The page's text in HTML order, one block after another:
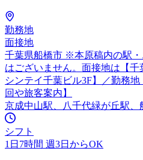
勤務地
面接地
千葉県船橋市 ※本原稿内の駅
はございません。面接地は【千
シンテイ千葉ビル3F】／勤務
回や旅客案内】
京成中山駅、八千代緑が丘駅、
シフト
1日7時間 週3日からOK